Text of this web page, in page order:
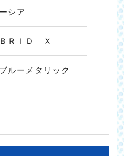
シア
ＲＩＤ Ｘ
ルーメタリック